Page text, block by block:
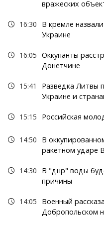
вражеских
16:30
В кремле
Украине
16:05 Оккупанты
Донетчине
15:41
Разведка Литвы
Украине и
15:15 Российская
14:50
В
ракетном ударе
14:30
В "днр" воды
причины
14:05
Военный
Добропольском